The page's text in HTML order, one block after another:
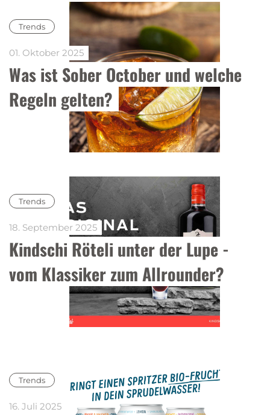
Trends
Was ist Sober October und welche
Regeln gelten?
01. Oktober 2025
Trends
Kindschi Röteli unter der Lupe -
vom Klassiker zum Allrounder?
18. September 2025
Trends
16. Juli 2025